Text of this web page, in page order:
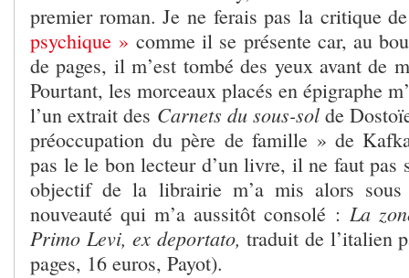
premier roman. Je ne ferais pas la critique
psychique » comme il se présente car, au
de pages, il m’est tombé des yeux avant de
Pourtant, les morceaux placés en épigraphe
l’un extrait des Carnets du sous-solde
préoccupation du père de famille » de
pas le le bon lecteur d’un livre, il ne faut pas
objectif de la librairie m’a mis alors
nouveauté qui m’a aussitôt consolé : La
Primo Levi, ex deportato, traduit de l’italien
pages, 16 euros, Payot).